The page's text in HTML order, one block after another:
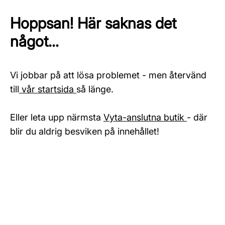
Hoppsan! Här saknas det
något...
Vi jobbar på att lösa problemet - men återvänd
till vår startsida så länge.
Eller leta upp närmsta Vyta-anslutna butik - där
blir du aldrig besviken på innehållet!